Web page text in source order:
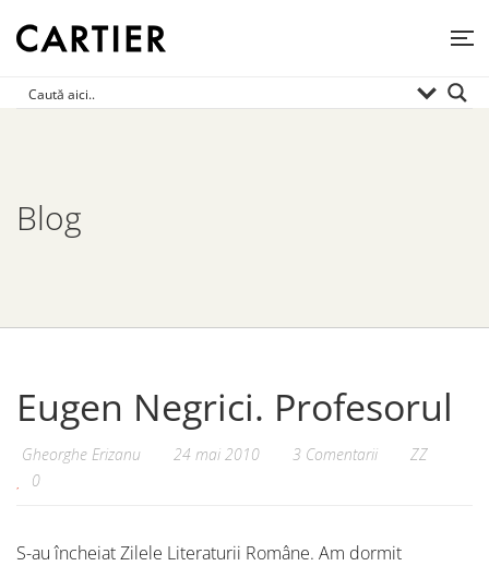
Blog
Eugen Negrici. Profesorul
Gheorghe Erizanu 24 mai 2010 3 Comentarii
ZZ
0
S-au încheiat Zilele Literaturii Române. Am dormit